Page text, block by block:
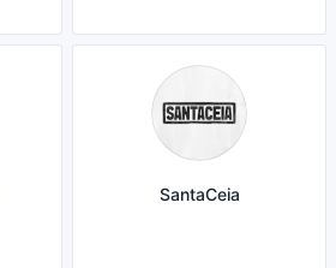
SantaCeia